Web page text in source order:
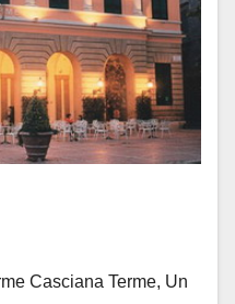
Casciana Terme, Un